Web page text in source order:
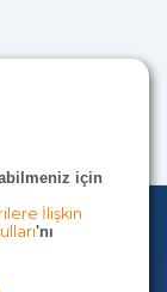
için
İlişkin
'nı